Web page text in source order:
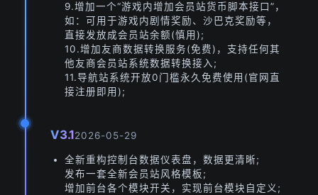
9.增加一个“游戏内增加会员站货币脚本接口”，
如：可用于游戏内剧情奖励、沙巴克奖励等，
直接发放成会员站余额(慎用);
10.增加友商数据转换服务(免费)，支持任何其
他友商会员站系统数据转换接入;
11.导航站系统开放0门槛永久免费使用(官网直
接注册即用);
V3.12026-05-29
全新重构控制台数据仪表盘，数据更清晰;
发布一套全新会员站风格模板;
增加前台各个模块开关，实现前台模块自定义;